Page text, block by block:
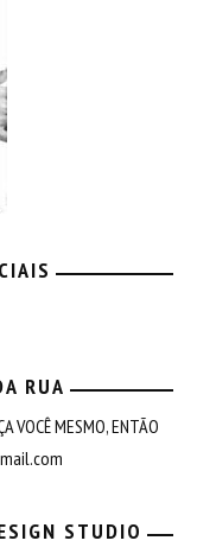
RUA
VOCÊ MESMO, ENTÃO
STUDIO